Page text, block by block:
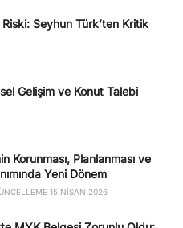
Seyhun Türk’ten Kritik
Gelişim ve Konut Talebi
Korunması, Planlanması ve
Yeni Dönem
15 NISAN 2026